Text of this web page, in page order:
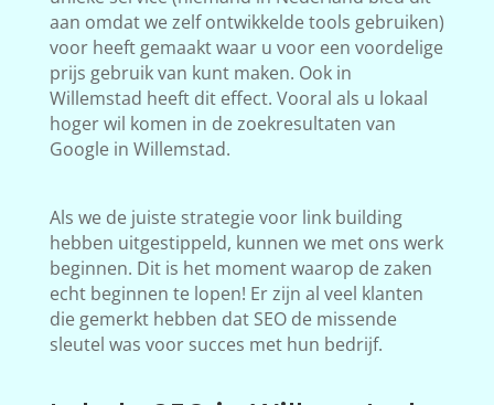
aan omdat we zelf ontwikkelde tools gebruiken)
voor heeft gemaakt waar u voor een voordelige
prijs gebruik van kunt maken. Ook in
Willemstad heeft dit effect. Vooral als u lokaal
hoger wil komen in de zoekresultaten van
Google in Willemstad.
Als we de juiste strategie voor link building
hebben uitgestippeld, kunnen we met ons werk
beginnen. Dit is het moment waarop de zaken
echt beginnen te lopen! Er zijn al veel klanten
die gemerkt hebben dat SEO de missende
sleutel was voor succes met hun bedrijf.